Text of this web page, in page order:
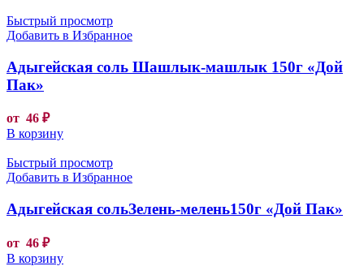
Быстрый просмотр
Добавить в Избранное
Адыгейская соль Шашлык-машлык 150г «Дой
Пак»
от 46 ₽
В корзину
Быстрый просмотр
Добавить в Избранное
Адыгейская сольЗелень-мелень150г «Дой Пак»
от 46 ₽
В корзину